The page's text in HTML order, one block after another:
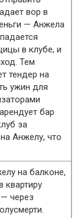
вор в
— Анжела
в клубе, и
Тем
тендер на
ужин для
бар
за
Анжелу, что
на балконе,
квартиру
через